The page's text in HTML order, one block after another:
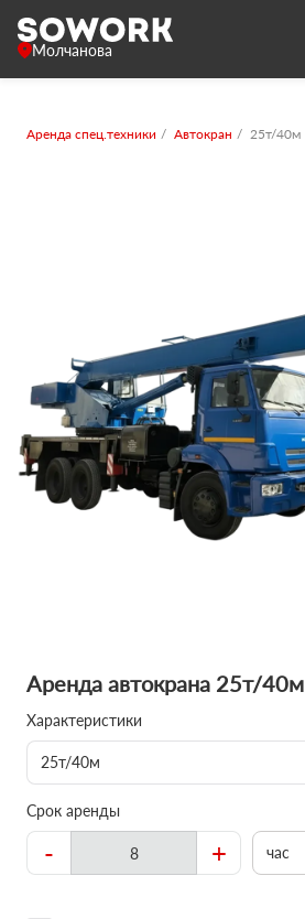
Молчанова
Аренда спец.техники Автокран 25т/40м
Аренда автокрана 25т/40м
Характеристики
25т/40м
Срок аренды
- + час